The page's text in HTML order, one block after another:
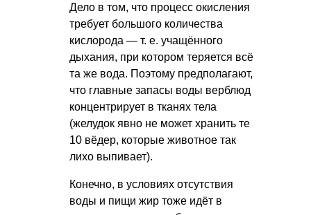
Дело в том, что процесс окисления
требует большого количества
кислорода — т. е. учащённого
дыхания, при котором теряется всё
та же вода. Поэтому предполагают,
что главные запасы воды верблюд
концентрирует в тканях тела
(желудок явно не может хранить те
10 вёдер, которые животное так
лихо выпивает).
Конечно, в условиях отсутствия
воды и пищи жир тоже идёт в